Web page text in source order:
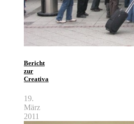
Bericht
zur
Creativa
19.
März
2011